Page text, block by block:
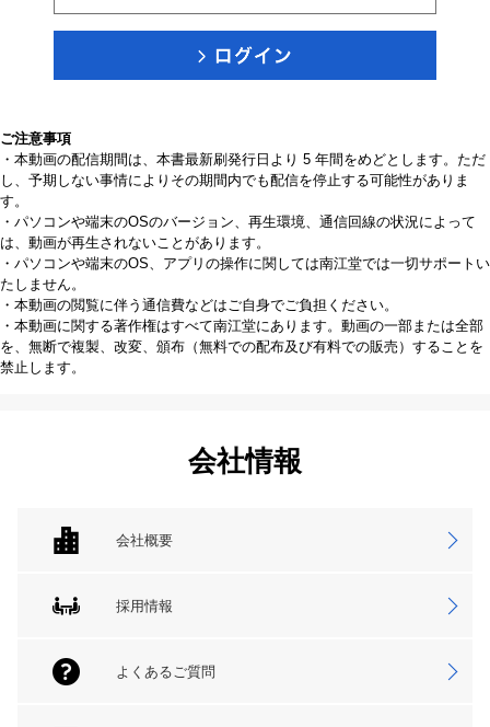
ご注意事項
・本動画の配信期間は、本書最新刷発行日より 5 年間をめどとします。ただ
し、予期しない事情によりその期間内でも配信を停止する可能性がありま
す。
・パソコンや端末のOSのバージョン、再生環境、通信回線の状況によって
は、動画が再生されないことがあります。
・パソコンや端末のOS、アプリの操作に関しては南江堂では一切サポートい
たしません。
・本動画の閲覧に伴う通信費などはご自身でご負担ください。
・本動画に関する著作権はすべて南江堂にあります。動画の一部または全部
を、無断で複製、改変、頒布（無料での配布及び有料での販売）することを
禁止します。
会社情報
会社概要
採用情報
よくあるご質問